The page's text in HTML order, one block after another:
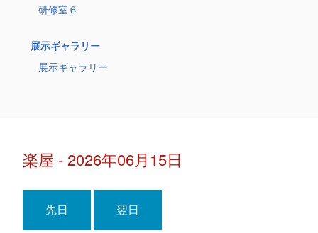
研修室６
展示ギャラリー
展示ギャラリー
楽屋 - 2026年06月15日
先日 翌日